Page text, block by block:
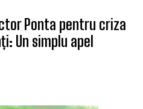
Ponta pentru criza
Un simplu apel